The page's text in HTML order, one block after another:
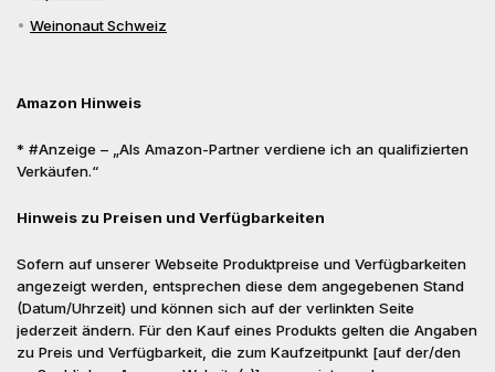
Weinonaut Schweiz
Amazon Hinweis
* #Anzeige – „Als Amazon-Partner verdiene ich an qualifizierten
Verkäufen.“
Hinweis zu Preisen und Verfügbarkeiten
Sofern auf unserer Webseite Produktpreise und Verfügbarkeiten
angezeigt werden, entsprechen diese dem angegebenen Stand
(Datum/Uhrzeit) und können sich auf der verlinkten Seite
jederzeit ändern. Für den Kauf eines Produkts gelten die Angaben
zu Preis und Verfügbarkeit, die zum Kaufzeitpunkt [auf der/den